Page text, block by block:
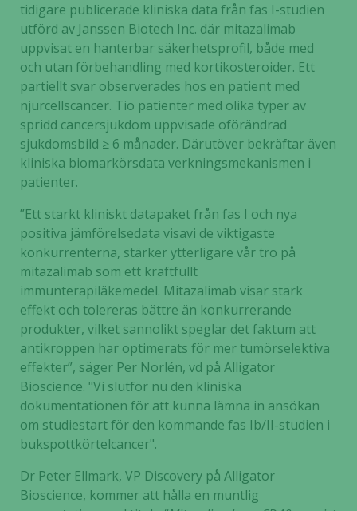
tidigare publicerade kliniska data från fas I-studien
utförd av Janssen Biotech Inc. där mitazalimab
uppvisat en hanterbar säkerhetsprofil, både med
och utan förbehandling med kortikosteroider. Ett
partiellt svar observerades hos en patient med
njurcellscancer. Tio patienter med olika typer av
spridd cancersjukdom uppvisade oförändrad
sjukdomsbild ≥ 6 månader. Därutöver bekräftar även
kliniska biomarkörsdata verkningsmekanismen i
patienter.
”Ett starkt kliniskt datapaket från fas I och nya
positiva jämförelsedata visavi de viktigaste
konkurrenterna, stärker ytterligare vår tro på
mitazalimab som ett kraftfullt
immunterapiläkemedel. Mitazalimab visar stark
effekt och tolereras bättre än konkurrerande
produkter, vilket sannolikt speglar det faktum att
antikroppen har optimerats för mer tumörselektiva
effekter”, säger Per Norlén, vd på Alligator
Bioscience. "Vi slutför nu den kliniska
dokumentationen för att kunna lämna in ansökan
om studiestart för den kommande fas Ib/II-studien i
bukspottkörtelcancer".
Dr Peter Ellmark, VP Discovery på Alligator
Bioscience, kommer att hålla en muntlig